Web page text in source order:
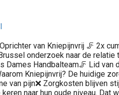
van Kniepijnvrij 🦵 2x
onderzoek naar de
Dames Handbalteam🦵 Lid
Kniepijnvrij? De huidige
van pijn❌ Zorgkosten blijven
naar hun oude niveau.